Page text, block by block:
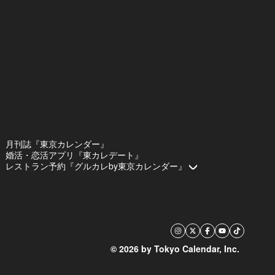
月刊誌『東京カレンダー』
婚活・恋活アプリ『東カレデート』
レストラン予約『グルカレby東京カレンダー』
© 2026 by Tokyo Calendar, Inc.